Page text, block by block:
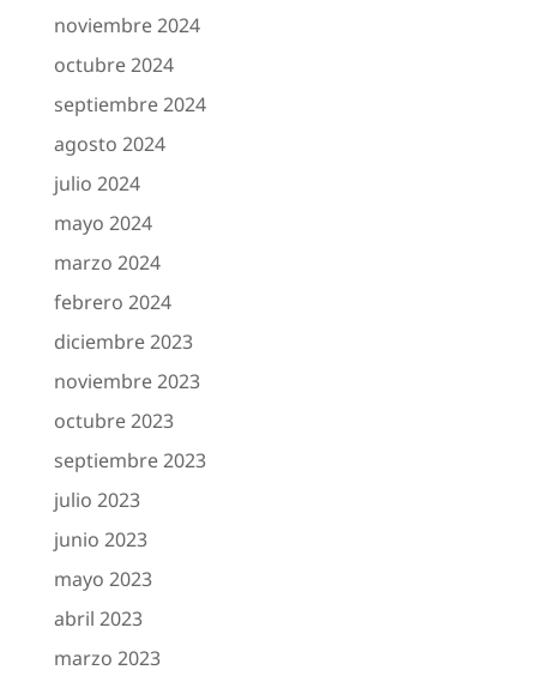
noviembre 2024
octubre 2024
septiembre 2024
agosto 2024
julio 2024
mayo 2024
marzo 2024
febrero 2024
diciembre 2023
noviembre 2023
octubre 2023
septiembre 2023
julio 2023
junio 2023
mayo 2023
abril 2023
marzo 2023